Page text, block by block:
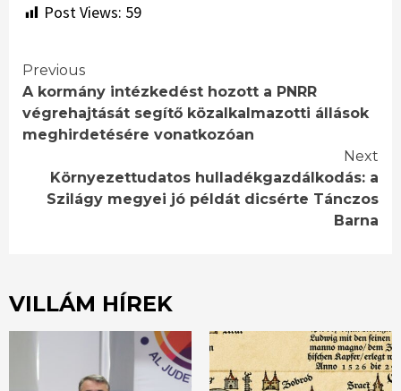
Post Views: 59
Continue
Reading
Previous
A kormány intézkedést hozott a PNRR
végrehajtását segítő közalkalmazotti állások
meghirdetésére vonatkozóan
Next
Környezettudatos hulladékgazdálkodás: a
Szilágy megyei jó példát dicsérte Tánczos
Barna
VILLÁM HÍREK